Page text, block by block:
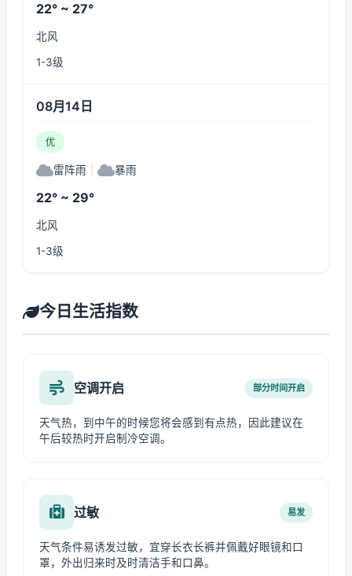
22° ~ 27°
北风
1-3级
08月14日
优
雷阵雨 暴雨
22° ~ 29°
北风
1-3级
今日生活指数
空调开启 部分时间开启
天气热，到中午的时候您将会感到有点热，因此建议在
午后较热时开启制冷空调。
过敏 易发
天气条件易诱发过敏，宜穿长衣长裤并佩戴好眼镜和口
罩，外出归来时及时清洁手和口鼻。